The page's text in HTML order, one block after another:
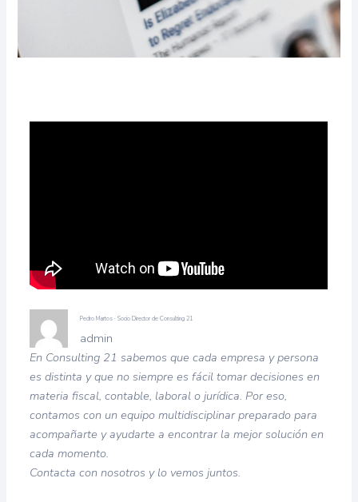
Pedro Martos · Socio Director de Consulting 21
admin
En Consulting 21 sabemos que cada empresa y persona
es distinta y que no siempre es fácil tomar decisiones en
materia fiscal, contable, laboral o jurídica. Por eso,
contamos con un equipo multidisciplinar preparado para
acompañarte y ayudarte a encontrar la mejor solución en
cada momento.
Contacta con nosotros y lo vemos juntos.